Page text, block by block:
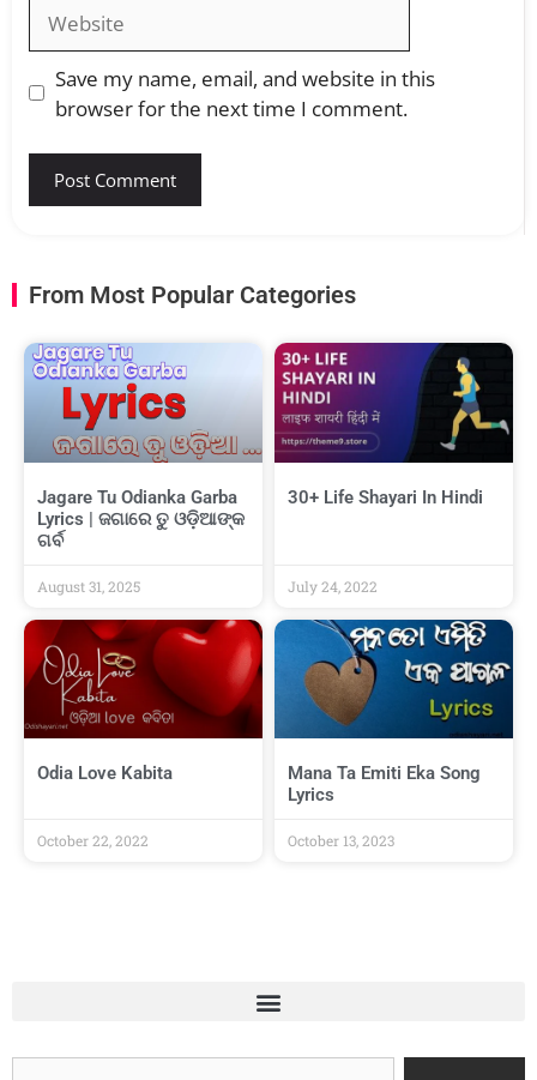
Save my name, email, and website in this
browser for the next time I comment.
From Most Popular Categories
Jagare Tu Odianka Garba
Lyrics | ଜଗାରେ ତୁ ଓଡ଼ିଆଙ୍କ
ଗର୍ବ
August 31, 2025
30+ Life Shayari In Hindi
July 24, 2022
Odia Love Kabita
October 22, 2022
Mana Ta Emiti Eka Song
Lyrics
October 13, 2023